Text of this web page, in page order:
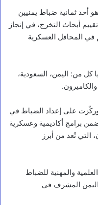
أحد ثمانية ضباط يمنيين
أبحاث التخرج، في إنجاز
في المحافل العسكرية
كل من: اليمن، السعودية،
على إعداد الضباط في
برامج أكاديمية وعسكرية
التي تُعد من أبرز
والمهنية للضباط
اليمن المشرف في